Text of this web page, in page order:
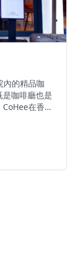
內的精品咖
咖啡廳也是
在香
務。該店以